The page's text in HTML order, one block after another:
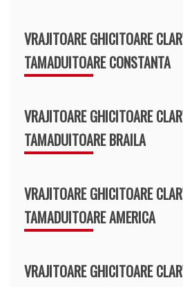
VRAJITOARE GHICITOARE
TAMADUITOARE CONSTANTA
VRAJITOARE GHICITOARE
TAMADUITOARE BRAILA
VRAJITOARE GHICITOARE
TAMADUITOARE AMERICA
VRAJITOARE GHICITOARE